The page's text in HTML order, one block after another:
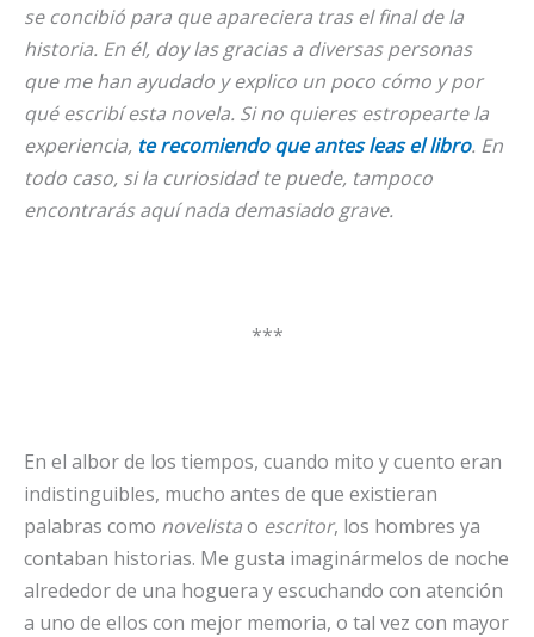
se concibió para que apareciera tras el final de la
historia. En él, doy las gracias a diversas personas
que me han ayudado y explico un poco cómo y por
qué escribí esta novela. Si no quieres estropearte la
experiencia, te recomiendo que antes leas el libro. En
todo caso, si la curiosidad te puede, tampoco
encontrarás aquí nada demasiado grave.
***
En el albor de los tiempos, cuando mito y cuento eran
indistinguibles, mucho antes de que existieran
palabras como novelistao escritor, los hombres ya
contaban historias. Me gusta imaginármelos de noche
alrededor de una hoguera y escuchando con atención
a uno de ellos con mejor memoria, o tal vez con mayor